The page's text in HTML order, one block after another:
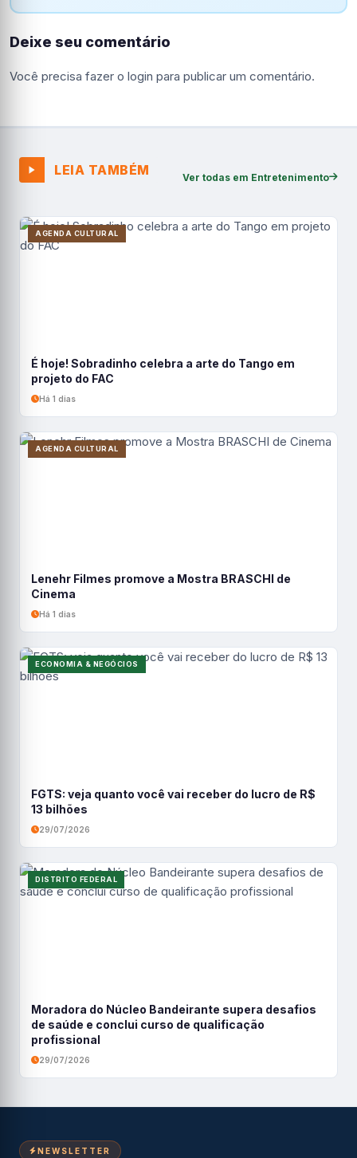
Deixe seu comentário
Você precisa fazer o login para publicar um comentário.
LEIA TAMBÉM Ver todas em Entretenimento
AGENDA CULTURAL
É hoje! Sobradinho celebra a arte do Tango em
projeto do FAC
Há 1 dias
AGENDA CULTURAL
Lenehr Filmes promove a Mostra BRASCHI de
Cinema
Há 1 dias
ECONOMIA & NEGÓCIOS
FGTS: veja quanto você vai receber do lucro de R$
13 bilhões
29/07/2026
DISTRITO FEDERAL
Moradora do Núcleo Bandeirante supera desafios
de saúde e conclui curso de qualificação
profissional
29/07/2026
NEWSLETTER